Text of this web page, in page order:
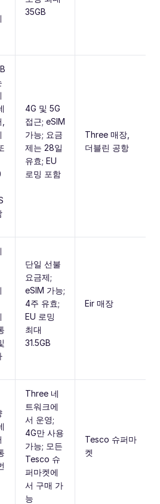
35GB
4G 및 5G
접근; eSIM
가능; 요금
제는 28일
유효; EU
로밍 포함
Three 매장,
더블린 공항
단일 선불
요금제;
eSIM 가능;
4주 유효;
EU 로밍
최대
31.5GB
Eir 매장
Three 네
트워크에
서 운영;
4G만 사용
가능; 모든
Tesco 슈
퍼마켓에
서 구매 가
능
Tesco 슈퍼마
켓